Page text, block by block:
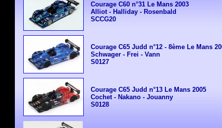
Courage C60 n°31 Le Mans 2003
Alliot - Halliday - Rosenbald
SCCG20
Courage C65 Judd n°12 - 8ème Le Mans
Schwager - Frei - Vann
S0127
Courage C65 Judd n°13 Le Mans 2005
Cochet - Nakano - Jouanny
S0128